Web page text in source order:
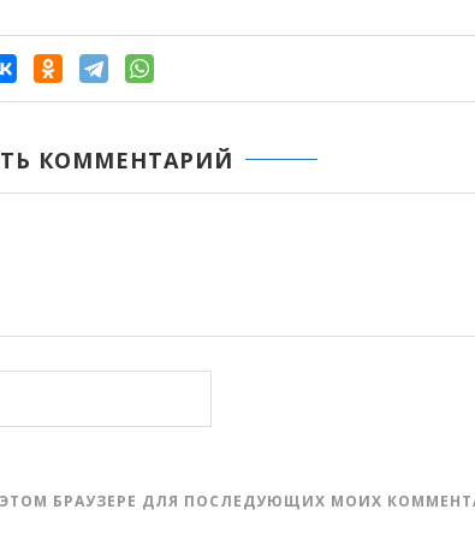
КОММЕНТАРИЙ
ЭТОМ БРАУЗЕРЕ ДЛЯ ПОСЛЕДУЮЩИХ МОИХ